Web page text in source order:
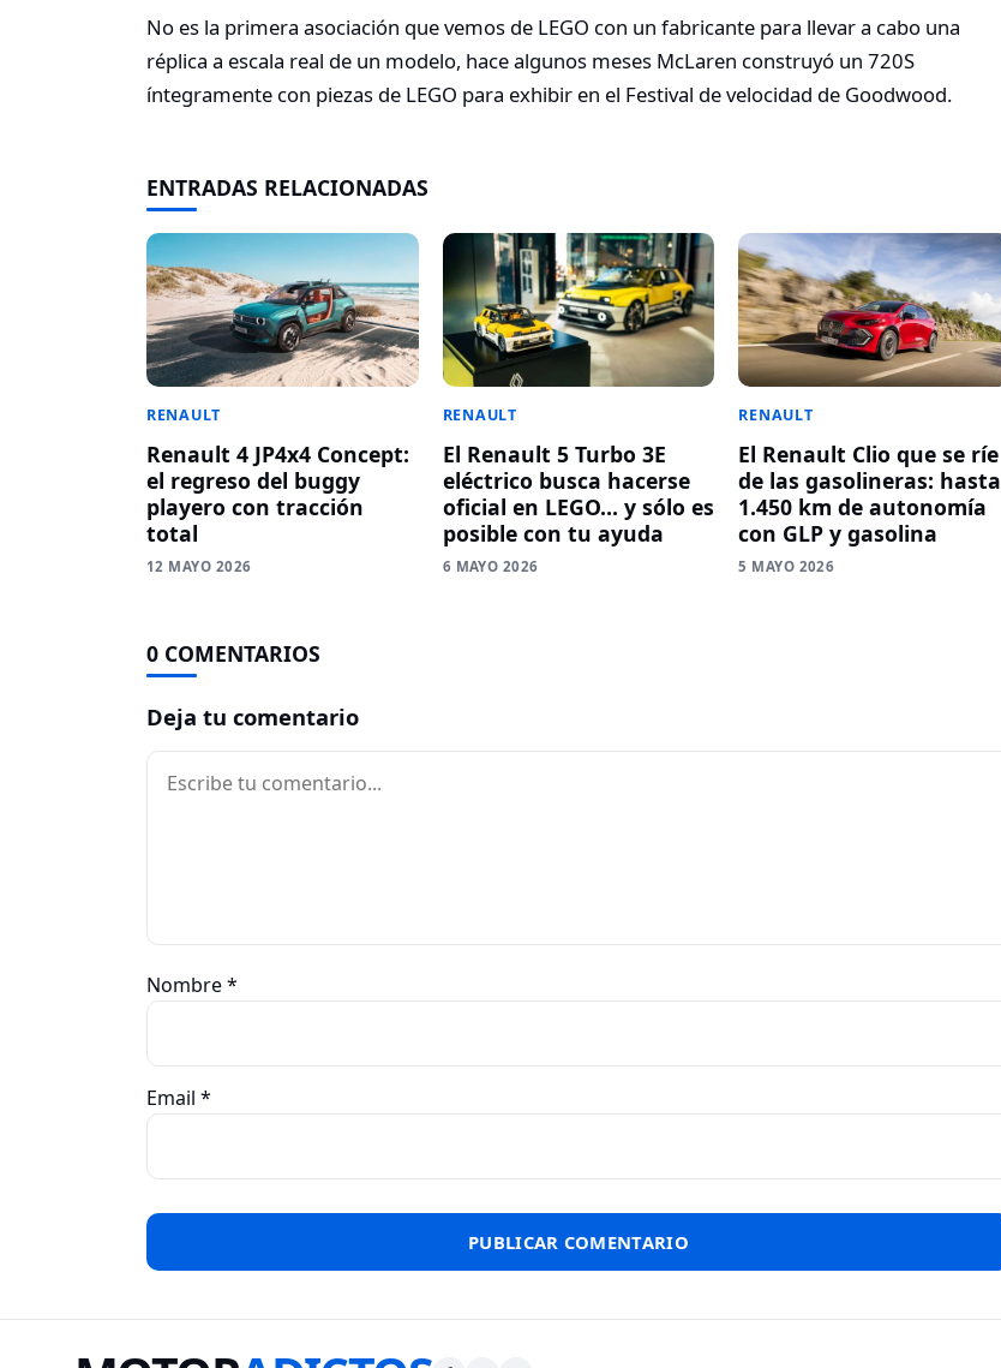
No es la primera asociación que vemos de LEGO con un fabricante para llevar a cabo una
réplica a escala real de un modelo, hace algunos meses McLaren construyó un 720S
íntegramente con piezas de LEGO para exhibir en el Festival de velocidad de Goodwood.
ENTRADAS RELACIONADAS
RENAULT
Renault 4 JP4x4 Concept:
el regreso del buggy
playero con tracción
total
12 MAYO 2026
RENAULT
El Renault 5 Turbo 3E
eléctrico busca hacerse
oficial en LEGO… y sólo es
posible con tu ayuda
6 MAYO 2026
RENAULT
El Renault Clio que se ríe
de las gasolineras: hasta
1.450 km de autonomía
con GLP y gasolina
5 MAYO 2026
0 COMENTARIOS
Deja tu comentario
Comentario
Nombre*
Email *